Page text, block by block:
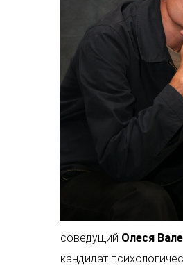
соведущий Олеся
кандидат